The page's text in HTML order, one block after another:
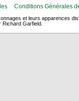
Conditions Générales
et leurs apparences
Garfield.